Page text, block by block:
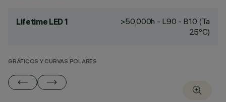
Lifetime LED 1
>50,000h - L90 - B10 (Ta
25°C)
GRÁFICOS Y CURVAS POLARES